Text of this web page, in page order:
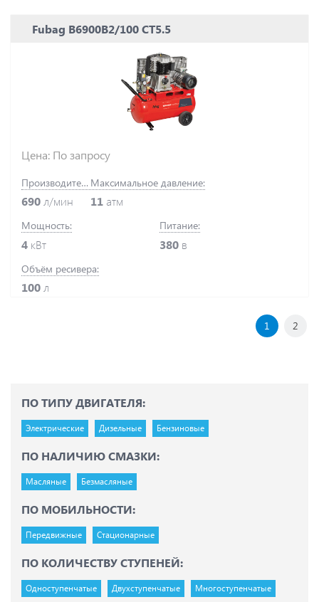
Fubag B6900B2/100 СT5.5
Цена: По запросу
Производительность:
690л/мин
Максимальное давление:
11 атм
Мощность:
4 кВт
Питание:
380 в
Объём ресивера:
100л
1 2
ПО ТИПУ ДВИГАТЕЛЯ:
Электрические Дизельные Бензиновые
ПО НАЛИЧИЮ СМАЗКИ:
Масляные Безмасляные
ПО МОБИЛЬНОСТИ:
Передвижные Стационарные
ПО КОЛИЧЕСТВУ СТУПЕНЕЙ:
Одноступенчатые Двухступенчатые Многоступенчатые